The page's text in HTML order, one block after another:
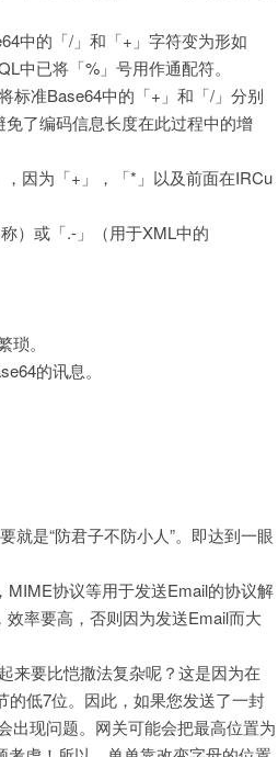
中的「/」和「+」字符变为形如
中已将「%」号用作通配符。
标准Base64中的「+」和「/」分别
了编码信息长度在此过程中的增
因为「+」，「*」以及前面在IRCu
）或「.-」（用于XML中的
。
的讯息。
就是“防君子不防小人”。即达到一眼
协议等用于发送Email的协议解
率要高，否则因为发送Email而大
来要比恺撒法复杂呢？这是因为在
的低7位。因此，如果您发送了一封
出现问题。网关可能会把最高位置为